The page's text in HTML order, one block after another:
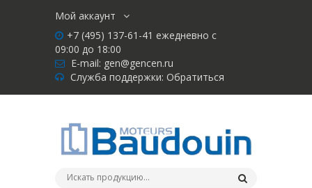
Мой аккаунт
+7 (495) 137-61-41 ежедневно с
09:00 до 18:00
E-mail: gen@gencen.ru
Служба поддержки: Обратиться